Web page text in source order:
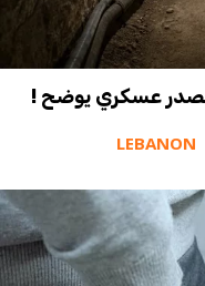
مصدر عسكري يوضح !
LEBANON